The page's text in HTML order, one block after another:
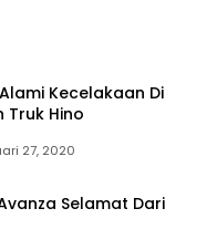
Kecelakaan Di
Truk Hino
27, 2020
Selamat Dari